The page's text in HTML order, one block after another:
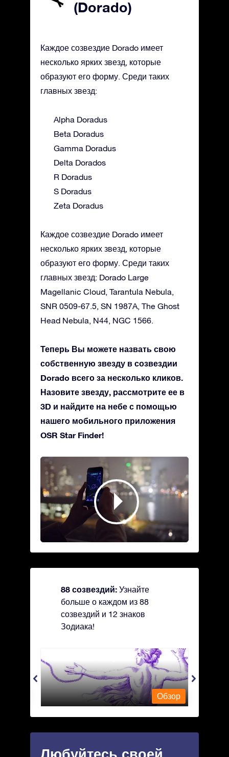
(Dorado)
Каждое созвездие Dorado имеет
несколько ярких звезд, которые
образуют его форму. Среди таких
главных звезд:
Alpha Doradus
Beta Doradus
Gamma Doradus
Delta Dorados
R Doradus
S Doradus
Zeta Doradus
Каждое созвездие Dorado имеет
несколько ярких звезд, которые
образуют его форму. Среди таких
главных звезд: Dorado Large
Magellanic Cloud, Tarantula Nebula,
SNR 0509-67.5, SN 1987A, The Ghost
Head Nebula, N44, NGC 1566.
Теперь Вы можете назвать свою
собственную звезду в созвездии
Dorado всего за несколько кликов.
Назовите звезду, рассмотрите ее в
3D и найдите на небе с помощью
нашего мобильного приложения
OSR Star Finder!
88 созвездий: Узнайте
больше о каждом из 88
созвездий и 12 знаков
Зодиака!
Andromeda - Андромеда
Обзор